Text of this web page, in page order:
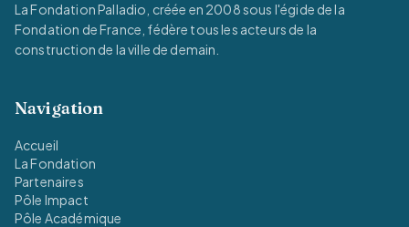
La Fondation Palladio, créée en 2008 sous l'égide de la
Fondation de France, fédère tous les acteurs de la
construction de la ville de demain.
Navigation
Accueil
La Fondation
Partenaires
Pôle Impact
Pôle Académique